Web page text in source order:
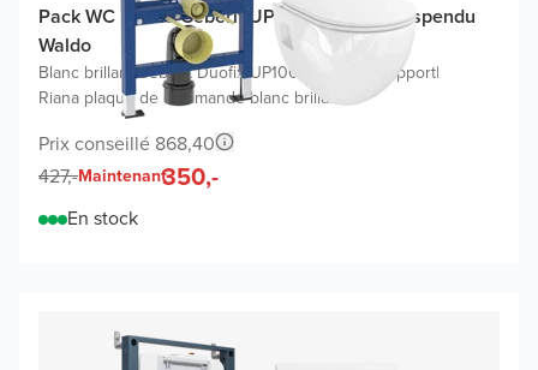
Pack WC promo Geberit UP100 avec WC suspendu
Waldo
Blanc brillant |Geberit Duofix UP100 Delta bâti-support|
Riana plaque de commande blanc brillant
Prix conseillé 868,40
427,-Maintenant350,-
En stock